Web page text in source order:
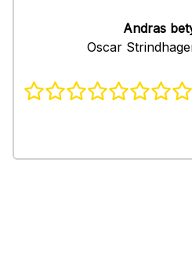
Andras
Oscar